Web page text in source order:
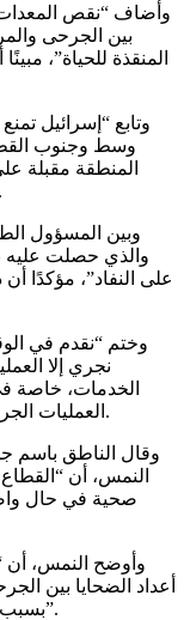
وأضاف “نقص المعدات
بين الجرحى
المنقذة للحياة”،
وتابع “إسرائيل
وسط وجنوب
المنطقة مقبلة
وبين المسؤول
والذي حصلت عليه
على النفاد”، مؤكدًا
وختم “نقدم في
نجري إلا
الخدمات، خاصة
العمليات الجراحية الكبيرة بالمستشفيات والمراكز الصحية.
وقال الناطق باسم
النمس، أن
صحية في حال
وأوضح النمس، أن
أعداد الضحايا بين
بسبب شدة القصف أو لعدم توفر الخدمات الصحية”.